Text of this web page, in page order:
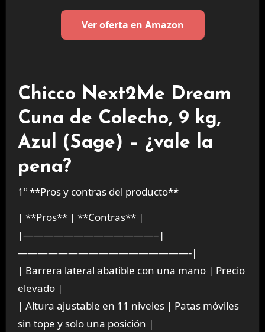
Ver oferta en Amazon
Chicco Next2Me Dream
Cuna de Colecho, 9 kg,
Azul (Sage) – ¿vale la
pena?
1º **Pros y contras del producto**
| **Pros** | **Contras** |
|—————————————–|
—————————————————-|
| Barrera lateral abatible con una mano | Precio
elevado |
| Altura ajustable en 11 niveles | Patas móviles
sin tope y solo una posición |